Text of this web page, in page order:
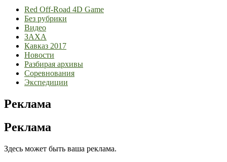
Red Off-Road 4D Game
Без рубрики
Видео
ЗАХА
Кавказ 2017
Новости
Разбирая архивы
Соревнования
Экспедиции
Реклама
Реклама
Здесь может быть ваша реклама.